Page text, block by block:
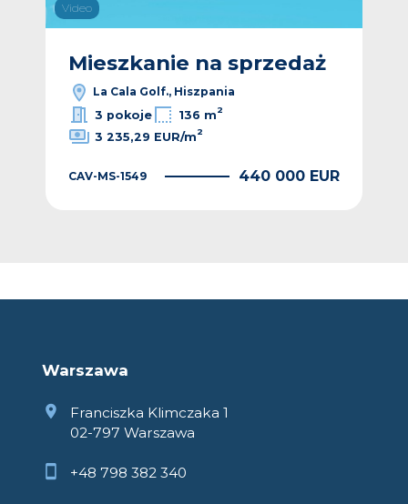
Video
Mieszkanie na sprzedaż
La Cala Golf., Hiszpania
3 pokoje
136 m2
3 235,29 EUR/m2
CAV-MS-1549 440 000 EUR
Warszawa
Franciszka Klimczaka 1
02-797 Warszawa
+48 798 382 340